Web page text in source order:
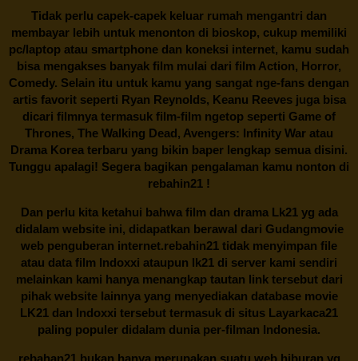
Tidak perlu capek-capek keluar rumah mengantri dan
membayar lebih untuk menonton di bioskop, cukup memiliki
pc/laptop atau smartphone dan koneksi internet, kamu sudah
bisa mengakses banyak film mulai dari film Action, Horror,
Comedy. Selain itu untuk kamu yang sangat nge-fans dengan
artis favorit seperti Ryan Reynolds, Keanu Reeves juga bisa
dicari filmnya termasuk film-film ngetop seperti Game of
Thrones, The Walking Dead, Avengers: Infinity War atau
Drama Korea terbaru yang bikin baper lengkap semua disini.
Tunggu apalagi! Segera bagikan pengalaman kamu nonton di
rebahin21 !
Dan perlu kita ketahui bahwa film dan dramaLk21yg ada
didalam website ini, didapatkan berawal dari Gudangmovie
web penguberan internet.rebahin21 tidak menyimpan file
atau data film Indoxxi ataupun lk21 di server kami sendiri
melainkan kami hanya menangkap tautan link tersebut dari
pihak website lainnya yang menyediakan database movie
LK21 dan Indoxxi tersebut termasuk di situs Layarkaca21
paling populer didalam dunia per-filman Indonesia.
rebahan21 bukan hanya merupakan suatu web hiburan yg